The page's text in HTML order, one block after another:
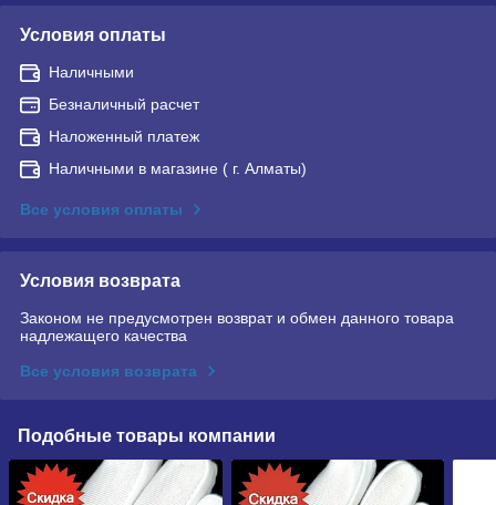
Условия оплаты
Наличными
Безналичный расчет
Наложенный платеж
Наличными в магазине ( г. Алматы)
Все условия оплаты
Условия возврата
Законом не предусмотрен возврат и обмен данного товара
надлежащего качества
Все условия возврата
Подобные товары компании